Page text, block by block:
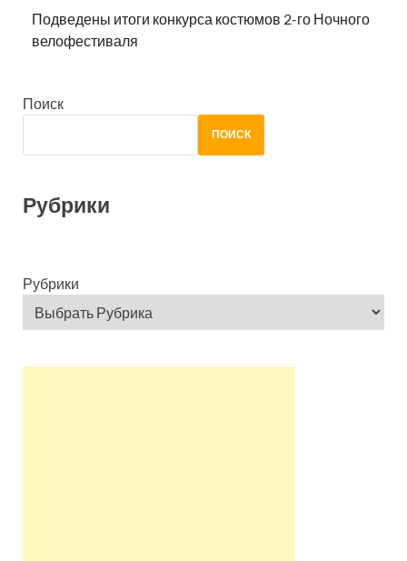
Подведены итоги конкурса костюмов 2-го Ночного
велофестиваля
Поиск
ПОИСК
Рубрики
Рубрики